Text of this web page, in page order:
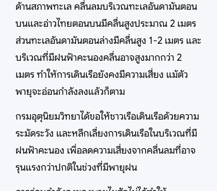
ด้านสภาพทะเล คลื่นลมบริเวณทะเลอันดามันตอน
บนและอ่าวไทยตอนบนมีคลื่นสูงประมาณ 2 เมตร
ส่วนทะเลอันดามันตอนล่างมีคลื่นสูง 1-2 เมตร และ
บริเวณที่มีฝนฟ้าคะนองคลื่นอาจสูงมากกว่า 2
เมตร ทำให้การเดินเรือยังคงมีความเสี่ยง แม้ตัว
พายุจะอ่อนกำลังลงแล้วก็ตาม
กรมอุตุนิยมวิทยาได้ขอให้ชาวเรือเดินเรือด้วยความ
ระมัดระวัง และหลีกเลี่ยงการเดินเรือในบริเวณที่มี
ฝนฟ้าคะนอง เพื่อลดความเสี่ยงจากคลื่นลมที่อาจ
รุนแรงกว่าปกติในช่วงที่มีพายุฝน